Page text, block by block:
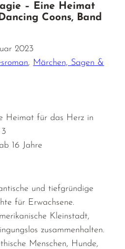
– Eine Heimat
Coons, Band
2023
, Märchen, Sagen &
Heimat für das Herz in
ab 16 Jahre
und tiefgründige
für Erwachsene.
Kleinstadt,
zusammenhalten.
Menschen, Hunde,